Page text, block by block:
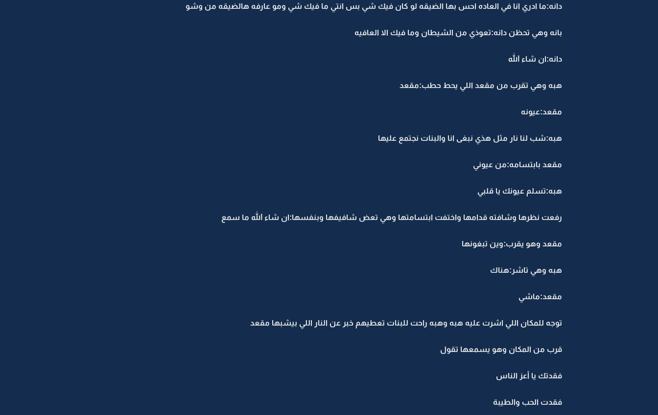
دانه:ما ادري انا في العاده احس بها الضيقه لو كان فيك شي بس انتي ما فيك شي ومو عارفه هالضيقه من وشو
بانه وهي تحظن دانه:تعوذي من الشيطان وما فيك الا العافيه
دانه:ان شاء الله
هبه وهي تقرب من مقعد اللي يحط حطب:مقعد
مقعد:عيونه
هبه:شب لنا نار مثل هذي نبغى انا والبنات نجتمع عليها
مقعد بابتسامه:من عيوني
هبه:تسلم عيونك يا قلبي
رفعت نظرها وشافته قدامها واختفت ابتسامتها وهي تعض شافيفها وبنفسها:ان شاء الله ما سمع
مقعد وهو يقرب:وين تبغونها
هبه وهي تاشر:هناك
مقعد:ماشي
توجه للمكان اللي اشرت عليه هبه وهبه راحت للبنات تعطيهم خبر عن النار اللي بيشبها مقعد
قرب من المكان وهو يسمعها تقول
فقدتك يا أعز الناس
فقدت الحب والطيبة